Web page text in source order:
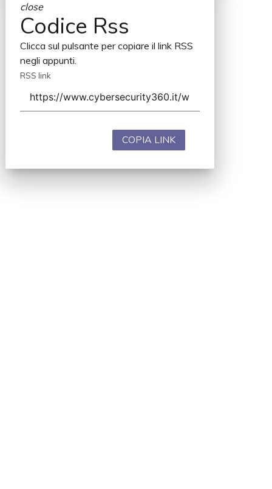
close
Codice Rss
Clicca sul pulsante per copiare il link RSS
negli appunti.
RSS link
COPIA LINK